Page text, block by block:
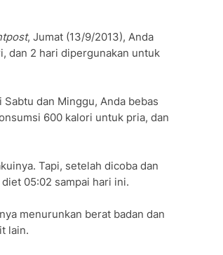
, Jumat (13/9/2013), Anda
dan 2 hari dipergunakan untuk
dan Minggu, Anda bebas
600 kalori untuk pria, dan
Tapi, setelah dicoba dan
05:02 sampai hari ini.
menurunkan berat badan dan
lain.